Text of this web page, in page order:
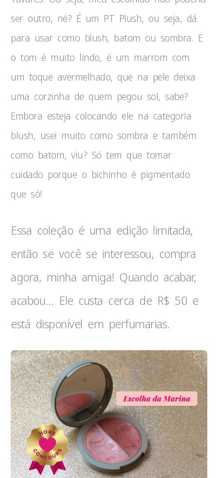
ser outro, né? É um PT Plush, ou seja, dá
para usar como blush, batom ou sombra. E
o tom é muito lindo, é um marrom com
um toque avermelhado, que na pele deixa
uma corzinha de quem pegou sol, sabe?
Embora esteja colocando ele na categoria
blush, usei muito como sombra e também
como batom, viu? Só tem que tomar
cuidado porque o bichinho é pigmentado
que só!
Essa coleção é uma edição limitada,
então se você se interessou, compra
agora, minha amiga! Quando acabar,
acabou… Ele custa cerca de R$ 50 e
está disponível em perfumarias.